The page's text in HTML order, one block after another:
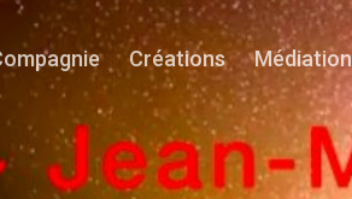
Créations Médiation